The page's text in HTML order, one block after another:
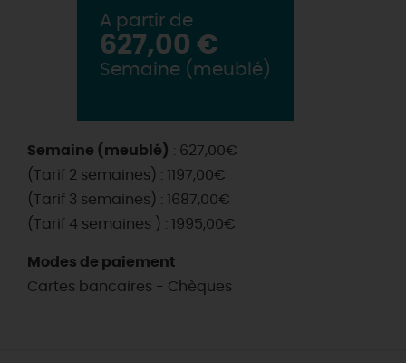
A partir de
627,00 €
Semaine (meublé)
Semaine (meublé) : 627,00€
(Tarif 2 semaines) : 1197,00€
(Tarif 3 semaines) : 1687,00€
(Tarif 4 semaines ) : 1995,00€
Modes de paiement
Cartes bancaires - Chèques